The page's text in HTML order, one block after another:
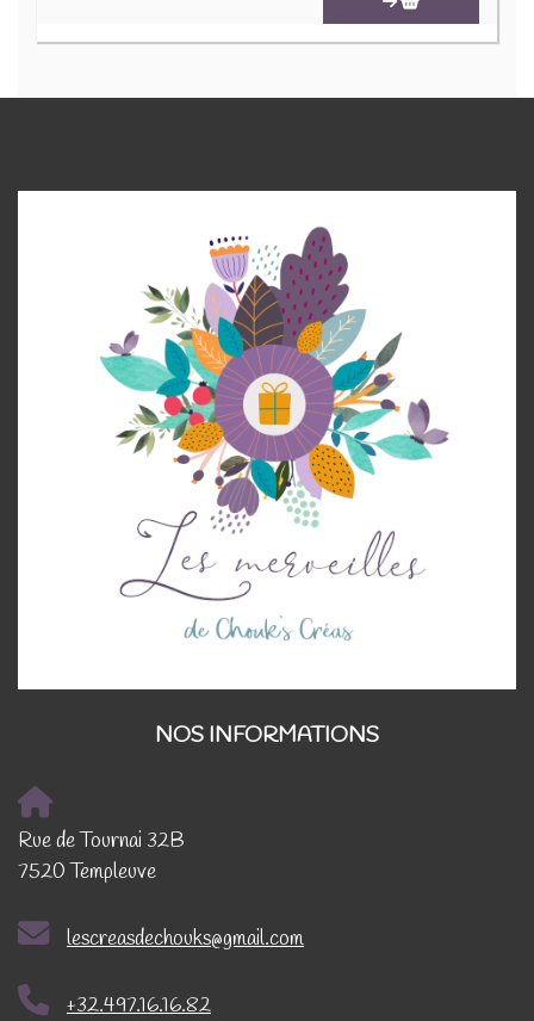
NOS INFORMATIONS
Rue de Tournai 32B
7520 Templeuve
lescreasdechouks@gmail.com
+32.497.16.16.82